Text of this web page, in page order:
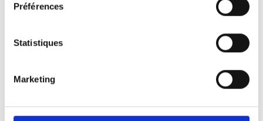
Préférences
Statistiques
Marketing
Ne nécessite aucun changement du siège
Convient à tous les sièges avec un espace
entre l'assise et le dossier
avec un dossier stable
Marquage CE